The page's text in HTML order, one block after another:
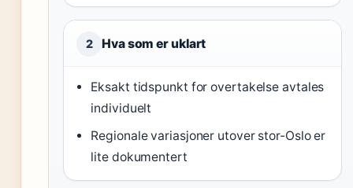
2 Hva som er uklart
Eksakt tidspunkt for overtakelse avtales
individuelt
Regionale variasjoner utover stor-Oslo er
lite dokumentert